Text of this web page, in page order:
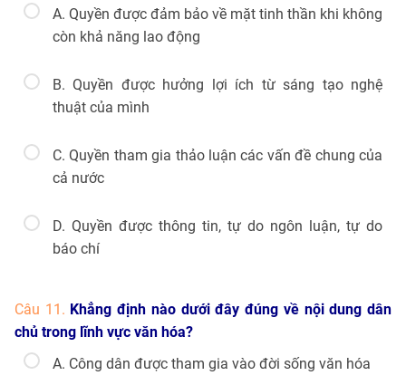
A. Quyền được đảm bảo về mặt tinh thần khi không
còn khả năng lao động
B. Quyền được hưởng lợi ích từ sáng tạo nghệ
thuật của mình
C. Quyền tham gia thảo luận các vấn đề chung của
cả nước
D. Quyền được thông tin, tự do ngôn luận, tự do
báo chí
Câu 11. Khẳng định nào dưới đây đúng về nội dung dân
chủ trong lĩnh vực văn hóa?
A. Công dân được tham gia vào đời sống văn hóa